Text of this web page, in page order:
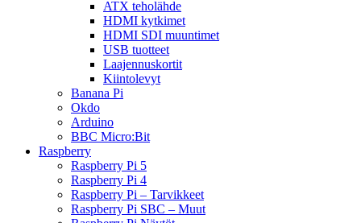
ATX teholähde
HDMI kytkimet
HDMI SDI muuntimet
USB tuotteet
Laajennuskortit
Kiintolevyt
Banana Pi
Okdo
Arduino
BBC Micro:Bit
Raspberry
Raspberry Pi 5
Raspberry Pi 4
Raspberry Pi – Tarvikkeet
Raspberry Pi SBC – Muut